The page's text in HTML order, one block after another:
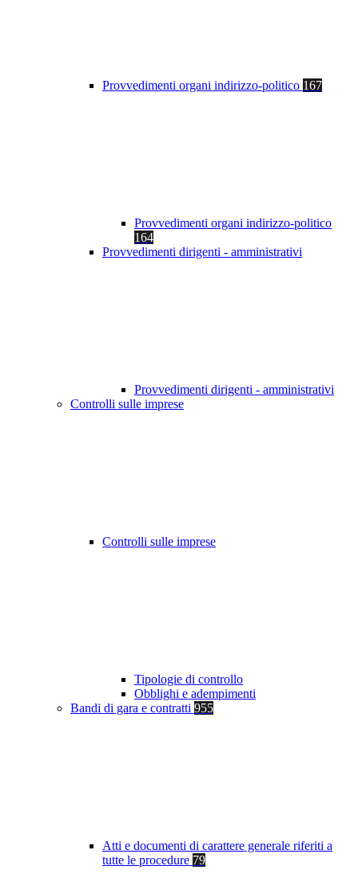
Provvedimenti organi indirizzo-politico 167
Provvedimenti organi indirizzo-politico
164
Provvedimenti dirigenti - amministrativi
Provvedimenti dirigenti - amministrativi
Controlli sulle imprese
Controlli sulle imprese
Tipologie di controllo
Obblighi e adempimenti
Bandi di gara e contratti 955
Atti e documenti di carattere generale riferiti a
tutte le procedure 79